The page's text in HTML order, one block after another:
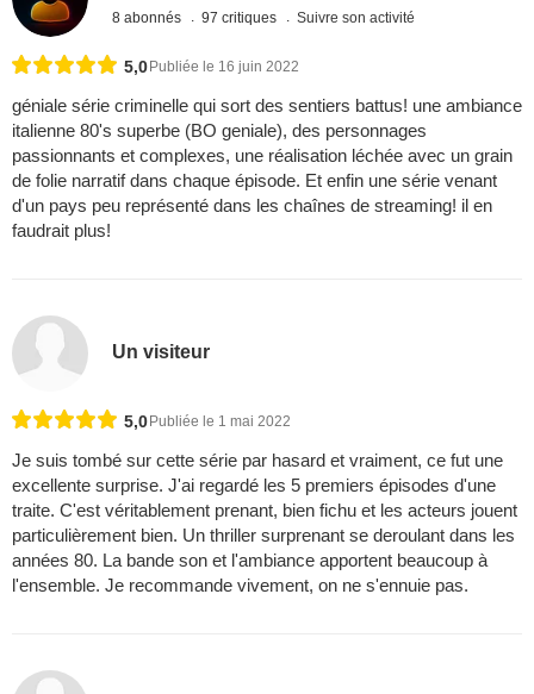
8 abonnés 97 critiques Suivre son activité
5,0 Publiée le 16 juin 2022
géniale série criminelle qui sort des sentiers battus! une ambiance
italienne 80's superbe (BO geniale), des personnages
passionnants et complexes, une réalisation léchée avec un grain
de folie narratif dans chaque épisode. Et enfin une série venant
d'un pays peu représenté dans les chaînes de streaming! il en
faudrait plus!
Un visiteur
5,0 Publiée le 1 mai 2022
Je suis tombé sur cette série par hasard et vraiment, ce fut une
excellente surprise. J'ai regardé les 5 premiers épisodes d'une
traite. C'est véritablement prenant, bien fichu et les acteurs jouent
particulièrement bien. Un thriller surprenant se deroulant dans les
années 80. La bande son et l'ambiance apportent beaucoup à
l'ensemble. Je recommande vivement, on ne s'ennuie pas.